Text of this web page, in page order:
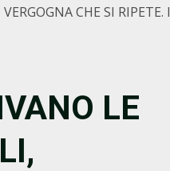
CHE SI
LE